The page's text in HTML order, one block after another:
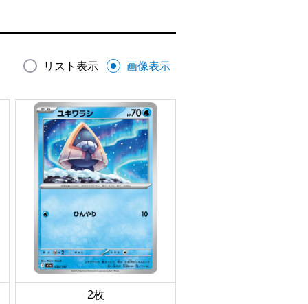
リスト表示 画像表示
2枚